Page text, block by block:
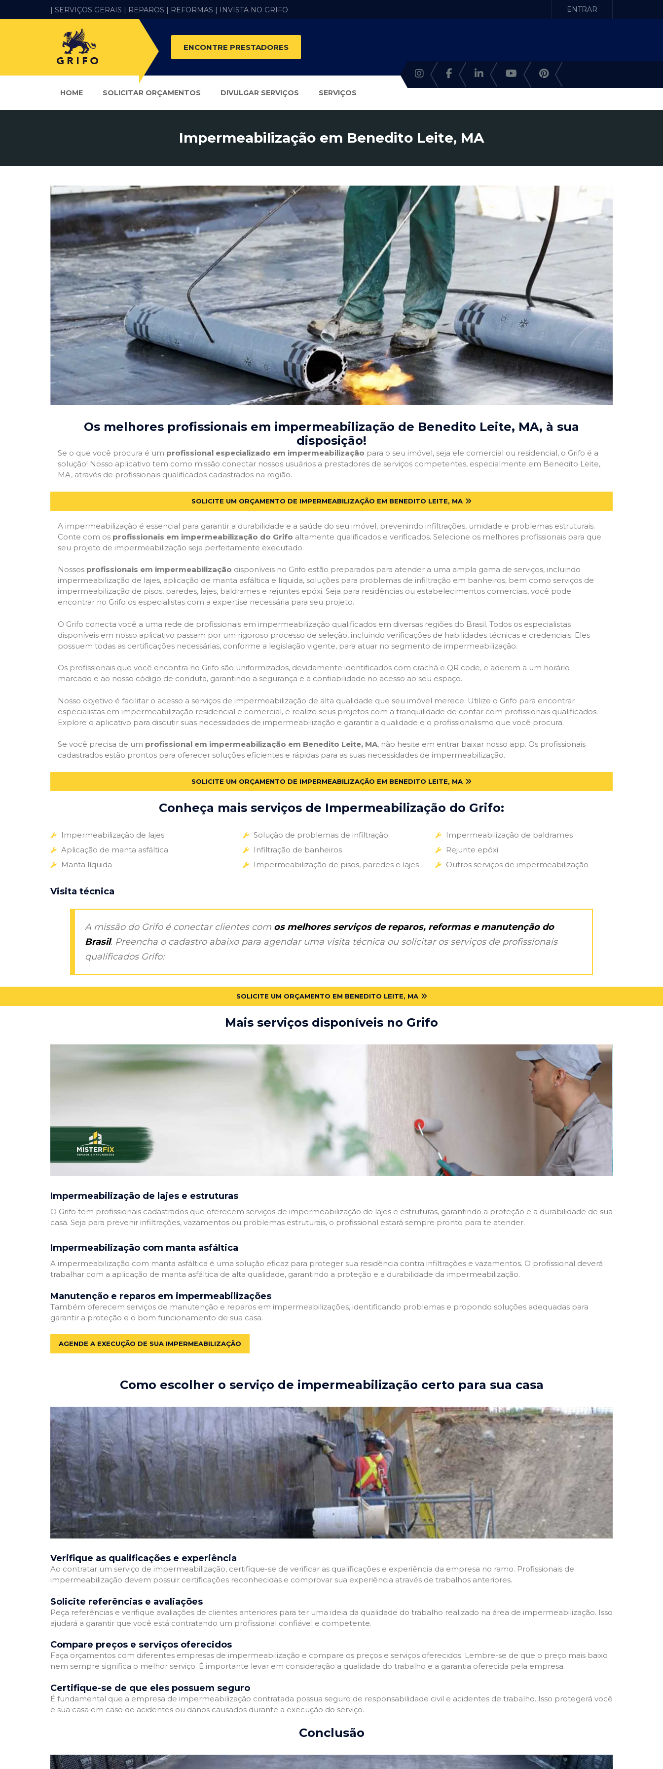
| SERVIÇOS GERAIS | REPAROS | REFORMAS | INVISTA NO GRIFO ENTRAR
ENCONTRE PRESTADORES
HOME SOLICITAR ORÇAMENTOS DIVULGAR SERVIÇOS SERVIÇOS
Impermeabilização em Benedito Leite, MA
Os melhores profissionais em impermeabilização de Benedito Leite, MA, à sua
disposição!
Se o que você procura é um profissional especializado em impermeabilização para o seu imóvel, seja ele comercial ou residencial, o Grifo é a
solução! Nosso aplicativo tem como missão conectar nossos usuários a prestadores de serviços competentes, especialmente em Benedito Leite,
MA, através de profissionais qualificados cadastrados na região.
SOLICITE UM ORÇAMENTO DE IMPERMEABILIZAÇÃO EM BENEDITO LEITE, MA
A impermeabilização é essencial para garantir a durabilidade e a saúde do seu imóvel, prevenindo infiltrações, umidade e problemas estruturais.
Conte com os profissionais em impermeabilização do Grifo altamente qualificados e verificados. Selecione os melhores profissionais para que
seu projeto de impermeabilização seja perfeitamente executado.
Nossos profissionais em impermeabilização disponíveis no Grifo estão preparados para atender a uma ampla gama de serviços, incluindo
impermeabilização de lajes, aplicação de manta asfáltica e líquida, soluções para problemas de infiltração em banheiros, bem como serviços de
impermeabilização de pisos, paredes, lajes, baldrames e rejuntes epóxi. Seja para residências ou estabelecimentos comerciais, você pode
encontrar no Grifo os especialistas com a expertise necessária para seu projeto.
O Grifo conecta você a uma rede de profissionais em impermeabilização qualificados em diversas regiões do Brasil. Todos os especialistas
disponíveis em nosso aplicativo passam por um rigoroso processo de seleção, incluindo verificações de habilidades técnicas e credenciais. Eles
possuem todas as certificações necessárias, conforme a legislação vigente, para atuar no segmento de impermeabilização.
Os profissionais que você encontra no Grifo são uniformizados, devidamente identificados com crachá e QR code, e aderem a um horário
marcado e ao nosso código de conduta, garantindo a segurança e a confiabilidade no acesso ao seu espaço.
Nosso objetivo é facilitar o acesso a serviços de impermeabilização de alta qualidade que seu imóvel merece. Utilize o Grifo para encontrar
especialistas em impermeabilização residencial e comercial, e realize seus projetos com a tranquilidade de contar com profissionais qualificados.
Explore o aplicativo para discutir suas necessidades de impermeabilização e garantir a qualidade e o profissionalismo que você procura.
Se você precisa de um profissional em impermeabilização em Benedito Leite, MA, não hesite em entrar baixar nosso app. Os profissionais
cadastrados estão prontos para oferecer soluções eficientes e rápidas para as suas necessidades de impermeabilização.
SOLICITE UM ORÇAMENTO DE IMPERMEABILIZAÇÃO EM BENEDITO LEITE, MA
Conheça mais serviços de Impermeabilização do Grifo:
Impermeabilização de lajes
Aplicação de manta asfáltica
Manta líquida
Solução de problemas de infiltração
Infiltração de banheiros
Impermeabilização de pisos, paredes e lajes
Impermeabilização de baldrames
Rejunte epóxi
Outros serviços de impermeabilização
Visita técnica
A missão do Grifo é conectar clientes com os melhores serviços de reparos, reformas e manutenção do
Brasil. Preencha o cadastro abaixo para agendar uma visita técnica ou solicitar os serviços de profissionais
qualificados Grifo:
SOLICITE UM ORÇAMENTO EM BENEDITO LEITE, MA
Mais serviços disponíveis no Grifo
Impermeabilização de lajes e estruturas
O Grifo tem profissionais cadastrados que oferecem serviços de impermeabilização de lajes e estruturas, garantindo a proteção e a durabilidade de sua
casa. Seja para prevenir infiltrações, vazamentos ou problemas estruturais, o profissional estará sempre pronto para te atender.
Impermeabilização com manta asfáltica
A impermeabilização com manta asfáltica é uma solução eficaz para proteger sua residência contra infiltrações e vazamentos. O profissional deverá
trabalhar com a aplicação de manta asfáltica de alta qualidade, garantindo a proteção e a durabilidade da impermeabilização.
Manutenção e reparos em impermeabilizações
Também oferecem serviços de manutenção e reparos em impermeabilizações, identificando problemas e propondo soluções adequadas para
garantir a proteção e o bom funcionamento de sua casa.
AGENDE A EXECUÇÃO DE SUA IMPERMEABILIZAÇÃO
Como escolher o serviço de impermeabilização certo para sua casa
Verifique as qualificações e experiência
Ao contratar um serviço de impermeabilização, certifique-se de verificar as qualificações e experiência da empresa no ramo. Profissionais de
impermeabilização devem possuir certificações reconhecidas e comprovar sua experiência através de trabalhos anteriores.
Solicite referências e avaliações
Peça referências e verifique avaliações de clientes anteriores para ter uma ideia da qualidade do trabalho realizado na área de impermeabilização. Isso
ajudará a garantir que você está contratando um profissional confiável e competente.
Compare preços e serviços oferecidos
Faça orçamentos com diferentes empresas de impermeabilização e compare os preços e serviços oferecidos. Lembre-se de que o preço mais baixo
nem sempre significa o melhor serviço. É importante levar em consideração a qualidade do trabalho e a garantia oferecida pela empresa.
Certifique-se de que eles possuem seguro
É fundamental que a empresa de impermeabilização contratada possua seguro de responsabilidade civil e acidentes de trabalho. Isso protegerá você
e sua casa em caso de acidentes ou danos causados durante a execução do serviço.
Conclusão